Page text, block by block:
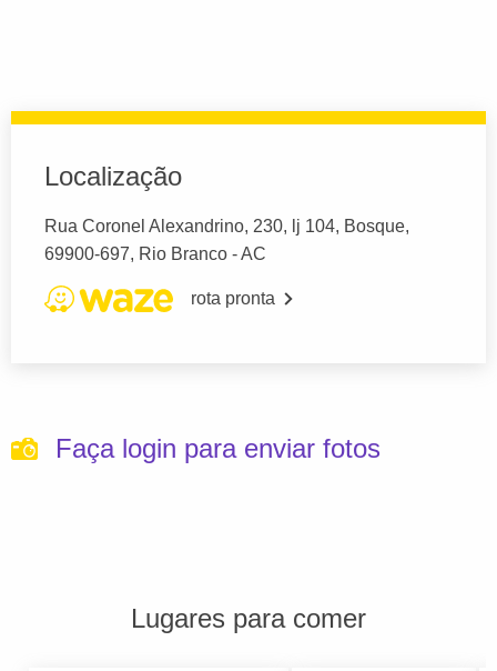
Localização
Rua Coronel Alexandrino, 230, lj 104, Bosque,
69900-697, Rio Branco - AC
rota pronta
Faça login para enviar fotos
Lugares para comer